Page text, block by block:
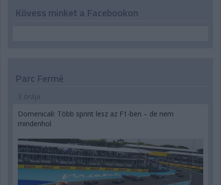
Kövess minket a Facebookon
Parc Fermé
3 órája
Domenicali: Több sprint lesz az F1-ben – de nem
mindenhol